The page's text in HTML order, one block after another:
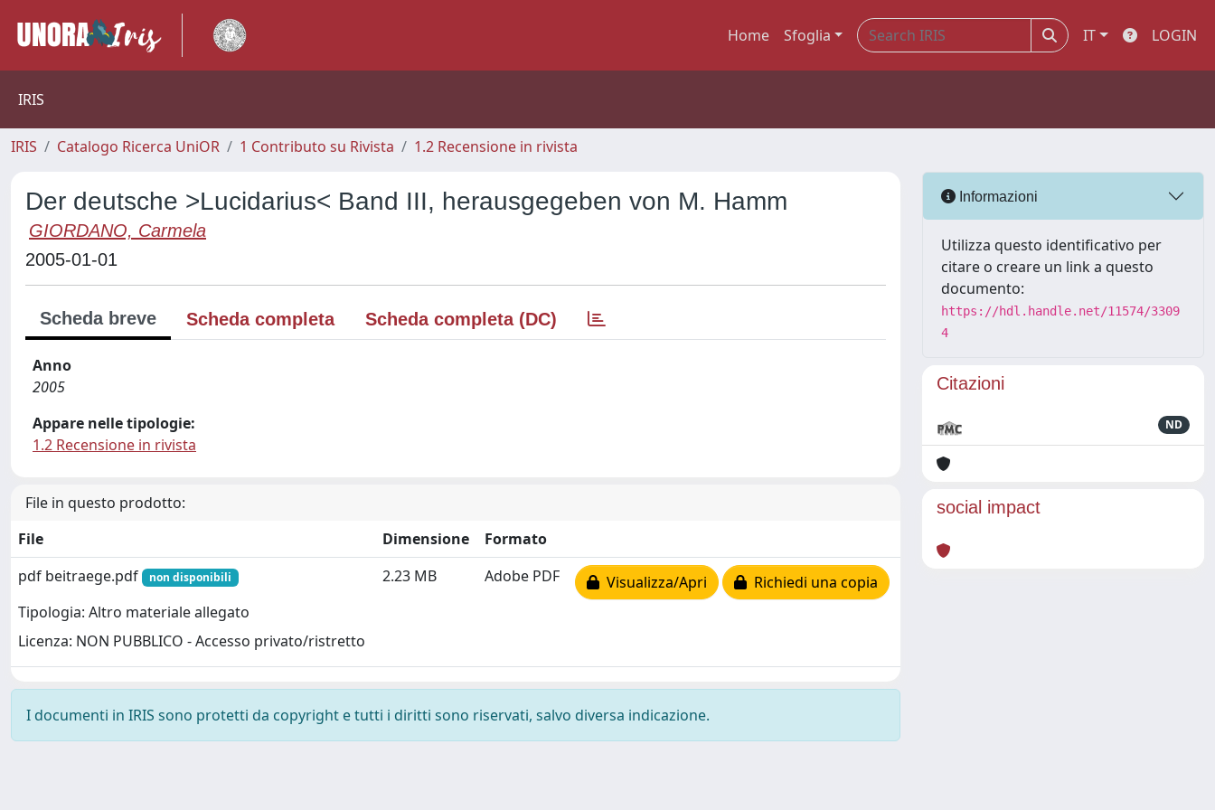
Home Sfoglia IT LOGIN
IRIS
IRIS Catalogo Ricerca UniOR 1 Contributo su Rivista 1.2 Recensione in rivista
Der deutsche >Lucidarius< Band III, herausgegeben von M. Hamm
GIORDANO, Carmela
2005-01-01
Scheda breve Scheda completa Scheda completa (DC)
Anno
2005
Appare nelle tipologie:
1.2 Recensione in rivista
File in questo prodotto:
File
Dimensione
Formato
pdf beitraege.pdf
non disponibili
Tipologia: Altro materiale allegato
Licenza: NON PUBBLICO - Accesso privato/ristretto
2.23 MB Adobe PDF Visualizza/Apri Richiedi una copia
I documenti in IRIS sono protetti da copyright e tutti i diritti sono riservati, salvo diversa indicazione.
Informazioni
Utilizza questo identificativo per
citare o creare un link a questo
documento:
https://hdl.handle.net/11574/3309
4
Citazioni
ND
social impact